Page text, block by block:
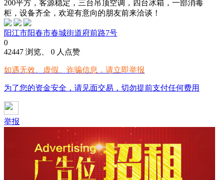
200平方，客源稳定，三台吊顶空调，四台冰箱，一部消毒
柜，设备齐全，欢迎有意向的朋友前来洽谈！
阳江市阳春市春城街道府前路7号
0
42447 浏览、 0 人点赞
如遇无效、虚假、诈骗信息，请立即举报
为了您的资金安全，请见面交易，切勿提前支付任何费用
举报